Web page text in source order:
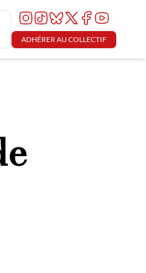
ADHÉRER AU COLLECTIF